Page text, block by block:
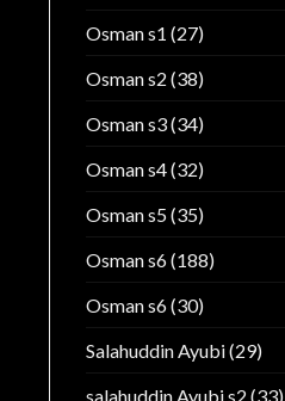
Osman s1 (27)
Osman s2 (38)
Osman s3(34)
Osman s4(32)
Osman s5(35)
Osman s6(188)
Osman s6(30)
Salahuddin Ayubi(29)
salahuddin Ayubi s2 (33)